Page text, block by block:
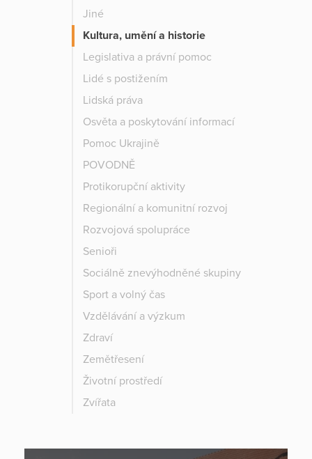
Jiné
Kultura, umění a historie
Legislativa a právní pomoc
Lidé s postižením
Lidská práva
Osvěta a poskytování informací
Pomoc Ukrajině
POVODNĚ
Protikorupční aktivity
Regionální a komunitní rozvoj
Rozvojová spolupráce
Senioři
Sociálně znevýhodněné skupiny
Sport a volný čas
Vzdělávání a výzkum
Zdraví
Zemětřesení
Životní prostředí
Zvířata